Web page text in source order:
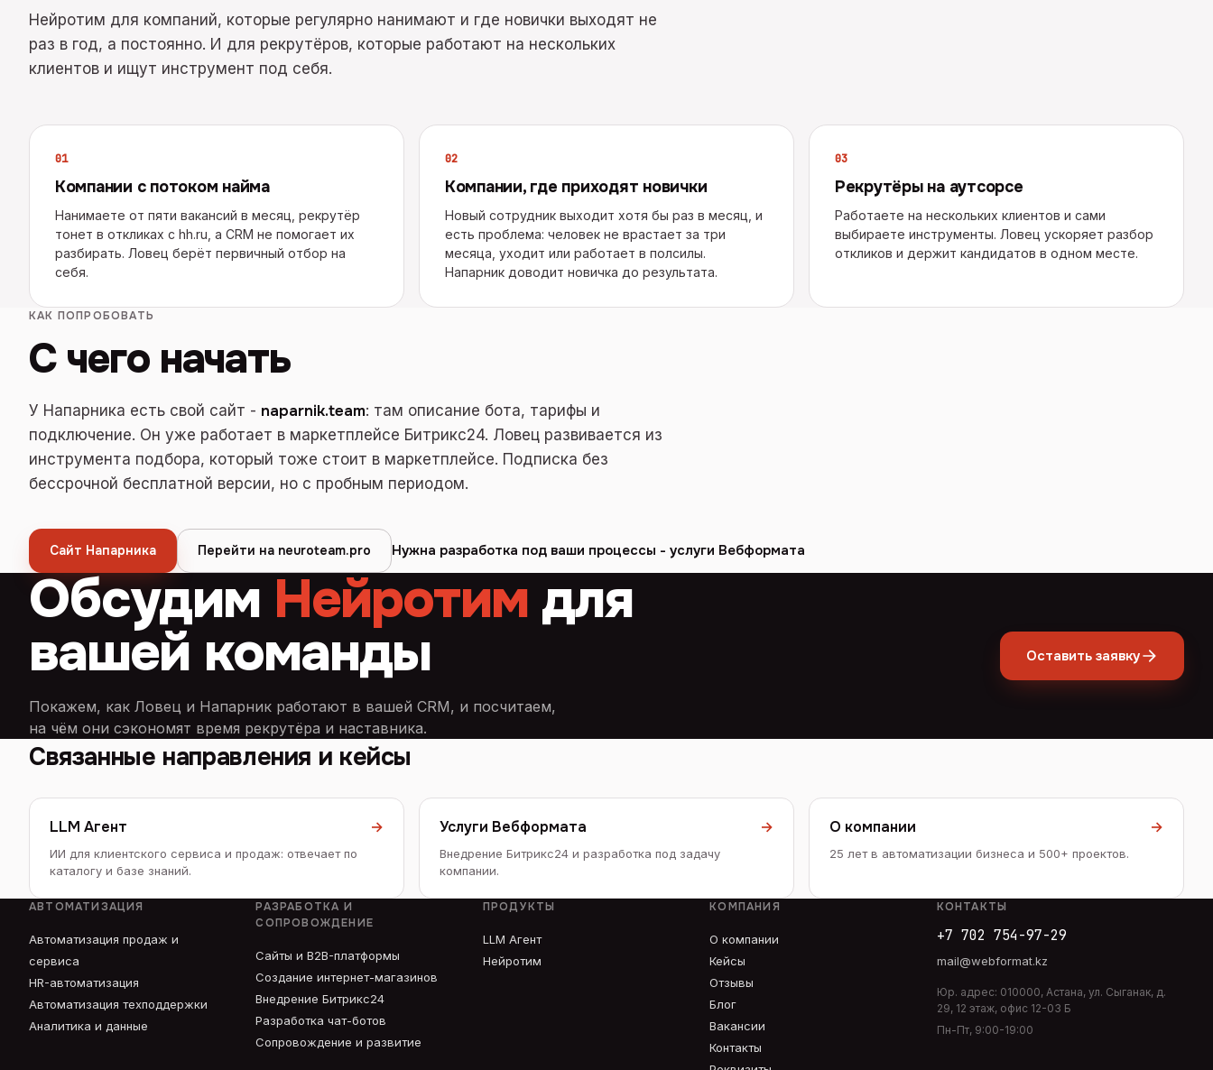
Нейротим для компаний, которые регулярно нанимают и где новички выходят не
раз в год, а постоянно. И для рекрутёров, которые работают на нескольких
клиентов и ищут инструмент под себя.
01
Компании с потоком найма
Нанимаете от пяти вакансий в месяц, рекрутёр
тонет в откликах с hh.ru, а CRM не помогает их
разбирать. Ловец берёт первичный отбор на
себя.
02
Компании, где приходят новички
Новый сотрудник выходит хотя бы раз в месяц, и
есть проблема: человек не врастает за три
месяца, уходит или работает в полсилы.
Напарник доводит новичка до результата.
03
Рекрутёры на аутсорсе
Работаете на нескольких клиентов и сами
выбираете инструменты. Ловец ускоряет разбор
откликов и держит кандидатов в одном месте.
КАК ПОПРОБОВАТЬ
С чего начать
У Напарника есть свой сайт - naparnik.team: там описание бота, тарифы и
подключение. Он уже работает в маркетплейсе Битрикс24. Ловец развивается из
инструмента подбора, который тоже стоит в маркетплейсе. Подписка без
бессрочной бесплатной версии, но с пробным периодом.
Сайт Напарника Перейти на neuroteam.pro Нужна разработка под ваши процессы - услуги Вебформата
Обсудим Нейротимдля
вашей команды
Покажем, как Ловец и Напарник работают в вашей CRM, и посчитаем,
на чём они сэкономят время рекрутёра и наставника.
Оставить заявку
Связанные направления и кейсы
LLM Агент →
ИИ для клиентского сервиса и продаж: отвечает по
каталогу и базе знаний.
Услуги Вебформата →
Внедрение Битрикс24 и разработка под задачу
компании.
О компании →
25 лет в автоматизации бизнеса и 500+ проектов.
АВТОМАТИЗАЦИЯ
Автоматизация продаж и
сервиса
HR-автоматизация
Автоматизация техподдержки
Аналитика и данные
РАЗРАБОТКА И
СОПРОВОЖДЕНИЕ
Сайты и B2B-платформы
Создание интернет-магазинов
Внедрение Битрикс24
Разработка чат-ботов
Сопровождение и развитие
ПРОДУКТЫ
LLM Агент
Нейротим
КОМПАНИЯ
О компании
Кейсы
Отзывы
Блог
Вакансии
Контакты
КОНТАКТЫ
+7 702 754-97-29
mail@webformat.kz
Юр. адрес: 010000, Астана, ул. Сыганак, д.
29, 12 этаж, офис 12-03 Б
Пн-Пт, 9:00-19:00